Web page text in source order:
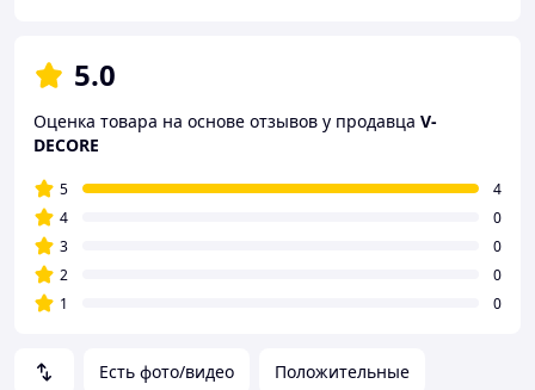
Есть фото/видео Положительные
5.0
Оценка товара на основе отзывов у продавца V-
DECORE
5
4
4
0
3
0
2
0
1
0